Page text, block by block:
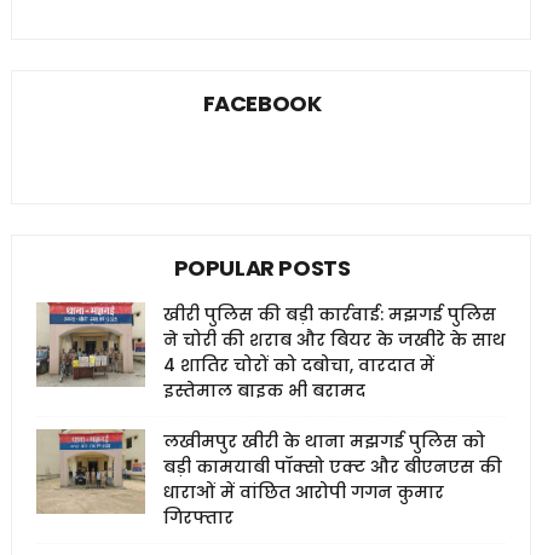
FACEBOOK
POPULAR POSTS
खीरी पुलिस की बड़ी कार्रवाई: मझगई पुलिस
ने चोरी की शराब और बियर के जखीरे के साथ
4 शातिर चोरों को दबोचा, वारदात में
इस्तेमाल बाइक भी बरामद
लखीमपुर खीरी के थाना मझगई पुलिस को
बड़ी कामयाबी पॉक्सो एक्ट और बीएनएस की
धाराओं में वांछित आरोपी गगन कुमार
गिरफ्तार